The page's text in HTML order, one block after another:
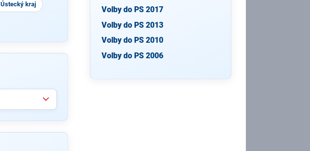
Ústecký kraj
Volby do PS 2017
Volby do PS 2013
Volby do PS 2010
Volby do PS 2006